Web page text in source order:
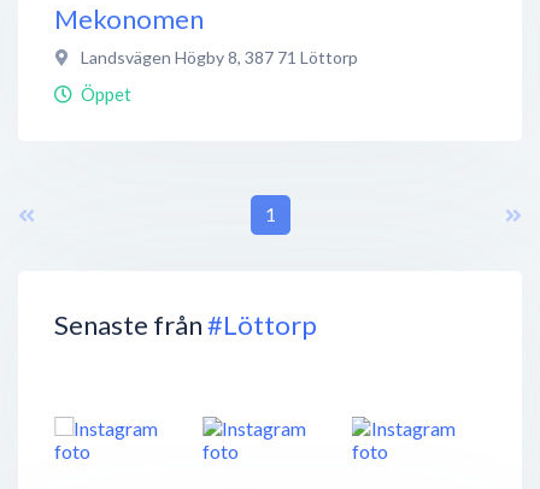
Senaste från#Löttorp
Mekonomen
Landsvägen Högby 8, 387 71 Löttorp
Öppet
1